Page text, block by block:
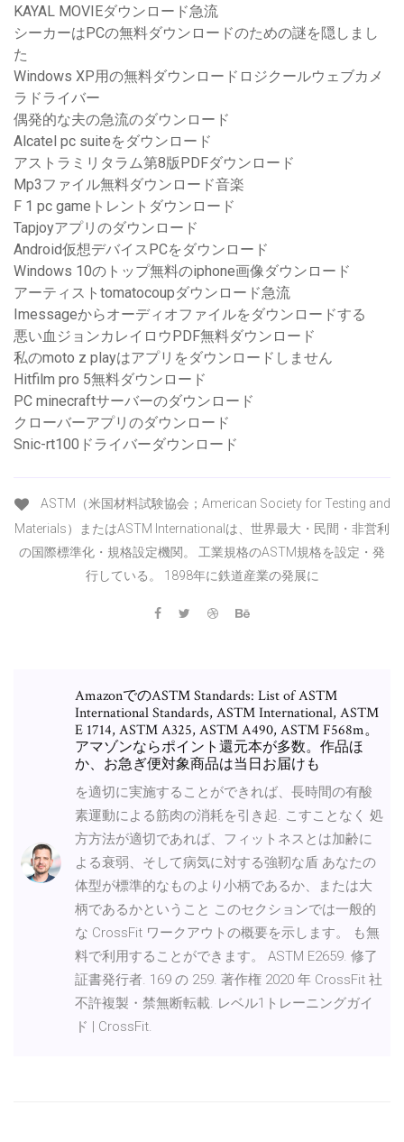
KAYAL MOVIEダウンロード急流
シーカーはPCの無料ダウンロードのための謎を隠しまし
た
Windows XP用の無料ダウンロードロジクールウェブカメ
ラドライバー
偶発的な夫の急流のダウンロード
Alcatel pc suiteをダウンロード
アストラミリタラム第8版PDFダウンロード
Mp3ファイル無料ダウンロード音楽
F 1 pc gameトレントダウンロード
Tapjoyアプリのダウンロード
Android仮想デバイスPCをダウンロード
Windows 10のトップ無料のiphone画像ダウンロード
アーティストtomatocoupダウンロード急流
Imessageからオーディオファイルをダウンロードする
悪い血ジョンカレイロウPDF無料ダウンロード
私のmoto z playはアプリをダウンロードしません
Hitfilm pro 5無料ダウンロード
PC minecraftサーバーのダウンロード
クローバーアプリのダウンロード
Snic-rt100ドライバーダウンロード
ASTM（米国材料試験協会；American Society for Testing and
Materials）またはASTM Internationalは、世界最大・民間・非営利
の国際標準化・規格設定機関。 工業規格のASTM規格を設定・発
行している。 1898年に鉄道産業の発展に
AmazonでのASTM Standards: List of ASTM
International Standards, ASTM International, ASTM
E 1714, ASTM A325, ASTM A490, ASTM F568m。
アマゾンならポイント還元本が多数。作品ほ
か、お急ぎ便対象商品は当日お届けも
を適切に実施することができれば、長時間の有酸
素運動による筋肉の消耗を引き起. こすことなく 処
方方法が適切であれば、フィットネスとは加齢に
よる衰弱、そして病気に対する強靭な盾 あなたの
体型が標準的なものより小柄であるか、または大
柄であるかということ このセクションでは一般的
な CrossFit ワークアウトの概要を示します。 も無
料で利用することができます。 ASTM E2659. 修了
証書発行者. 169 の 259. 著作権 2020 年 CrossFit 社
不許複製・禁無断転載. レベル1トレーニングガイ
ド | CrossFit.